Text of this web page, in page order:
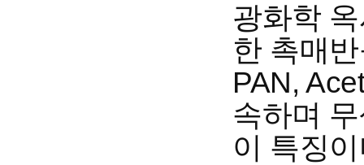
광화학
한 촉매
PAN,
속하며
이 특징